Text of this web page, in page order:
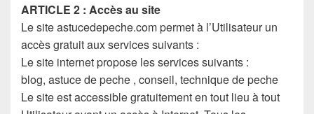
ARTICLE 2 : Accès au site
Le site astucedepeche.com permet à l’Utilisateur un
accès gratuit aux services suivants :
Le site internet propose les services suivants :
blog, astuce de peche , conseil, technique de peche
Le site est accessible gratuitement en tout lieu à tout